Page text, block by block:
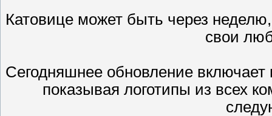
Катовице может быть через
свои
Сегодняшнее обновление
показывая логотипы из всех